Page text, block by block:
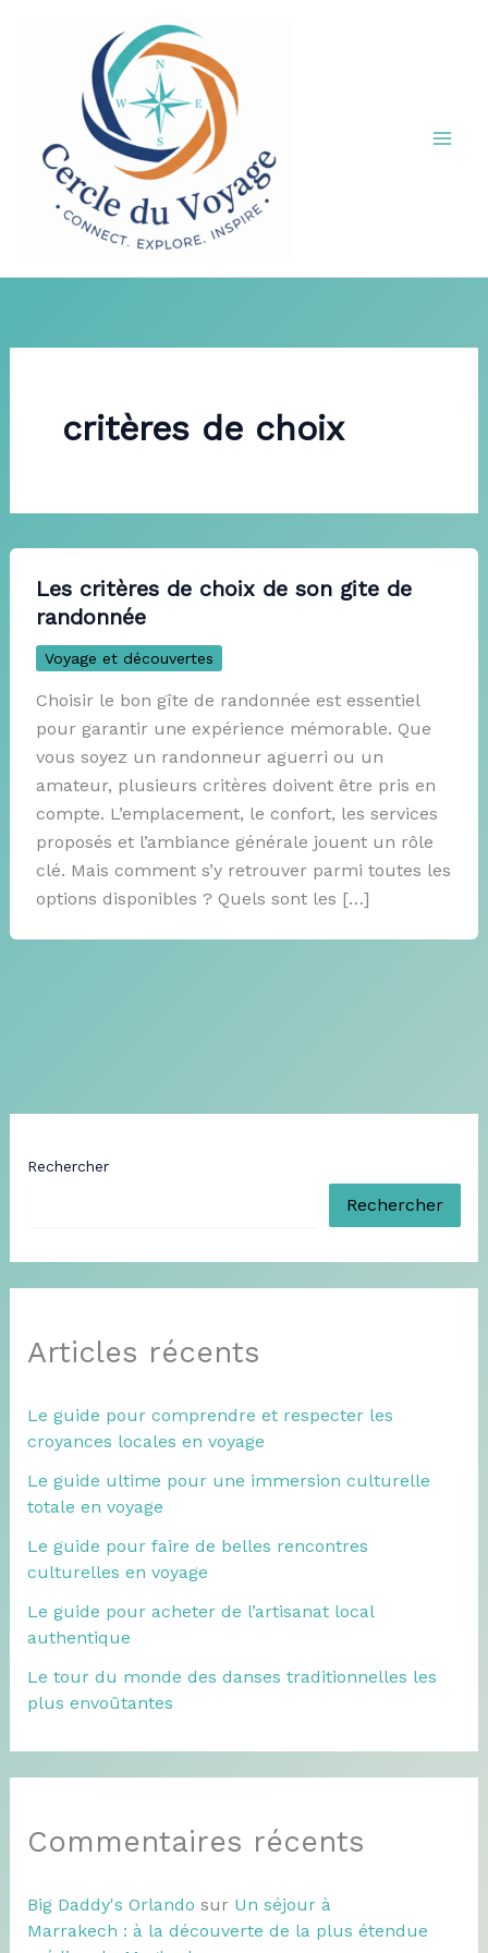
critères de choix
Les critères de choix de son gite de
randonnée
Voyage et découvertes
Choisir le bon gîte de randonnée est essentiel
pour garantir une expérience mémorable. Que
vous soyez un randonneur aguerri ou un
amateur, plusieurs critères doivent être pris en
compte. L’emplacement, le confort, les services
proposés et l’ambiance générale jouent un rôle
clé. Mais comment s’y retrouver parmi toutes les
options disponibles ? Quels sont les […]
Rechercher
Rechercher
Articles récents
Le guide pour comprendre et respecter les
croyances locales en voyage
Le guide ultime pour une immersion culturelle
totale en voyage
Le guide pour faire de belles rencontres
culturelles en voyage
Le guide pour acheter de l’artisanat local
authentique
Le tour du monde des danses traditionnelles les
plus envoûtantes
Commentaires récents
Big Daddy's Orlando sur Un séjour à
Marrakech : à la découverte de la plus étendue